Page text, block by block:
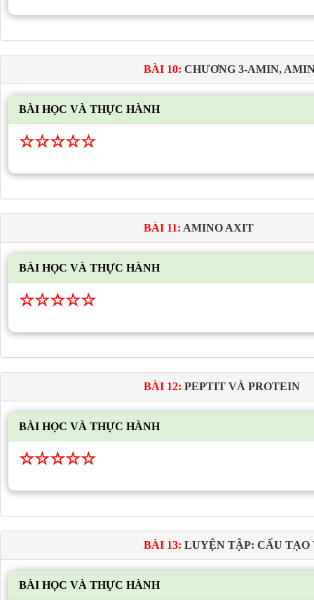
BÀI 10: CHƯƠNG 3-AMIN,
BÀI HỌC VÀ THỰC HÀNH
☆☆☆☆☆
BÀI 11: AMINO AXIT
BÀI HỌC VÀ THỰC HÀNH
☆☆☆☆☆
BÀI 12: PEPTIT VÀ PROTEIN
BÀI HỌC VÀ THỰC HÀNH
☆☆☆☆☆
BÀI 13: LUYỆN TẬP: CẤU
BÀI HỌC VÀ THỰC HÀNH